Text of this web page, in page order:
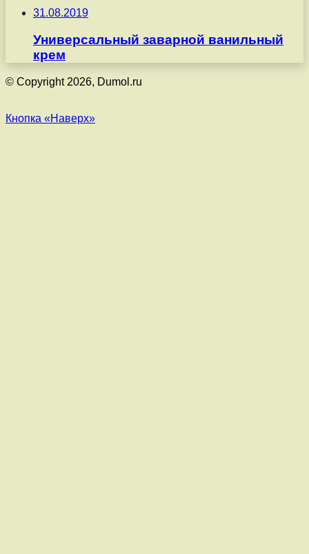
31.08.2019
Универсальный заварной ванильный
крем
© Copyright 2026, Dumol.ru
Кнопка «Наверх»